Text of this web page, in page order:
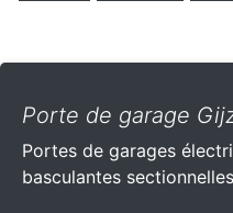
Porte de garage
Portes de garages
basculantes